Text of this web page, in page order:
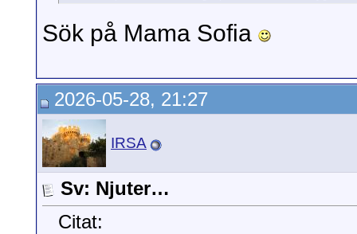
Sök på Mama Sofia
2026-05-28, 21:27
IRSA
Sv: Njuter…
Citat: